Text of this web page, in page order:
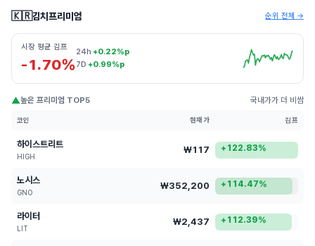
🇰🇷김치프리미엄 순위 전체 →
시장 평균 김프
-1.70%
24h +0.22%p
7D +0.99%p
▲높은 프리미엄 TOP5 국내가가 더 비쌈
코인 현재가 김프
하이스트리트
HIGH
₩117 +122.83%
노시스
GNO
₩352,200 +114.47%
라이터
LIT
₩2,437 +112.39%